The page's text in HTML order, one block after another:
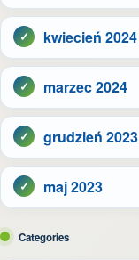
kwiecień 2024
marzec 2024
grudzień 2023
maj 2023
Categories